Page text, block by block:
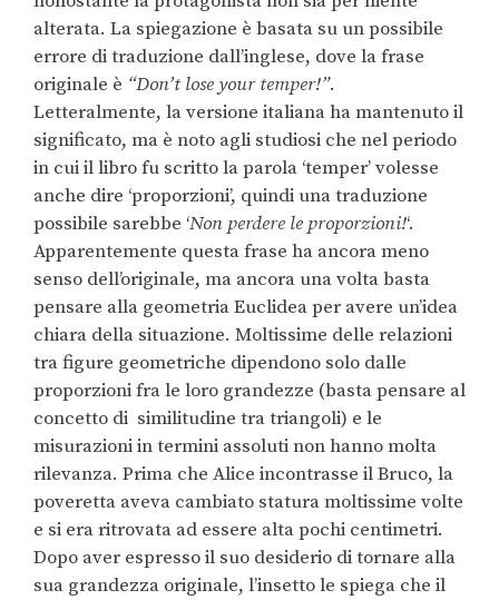
alterata. La spiegazione è basata su un possibile
errore di traduzione dall’inglese, dove la frase
originale è “Don’t lose your temper!”.
Letteralmente, la versione italiana ha mantenuto il
significato, ma è noto agli studiosi che nel periodo
in cui il libro fu scritto la parola ‘temper’ volesse
anche dire ‘proporzioni’, quindi una traduzione
possibile sarebbe ‘Non perdere le proporzioni!‘.
Apparentemente questa frase ha ancora meno
senso dell’originale, ma ancora una volta basta
pensare alla geometria Euclidea per avere un’idea
chiara della situazione. Moltissime delle relazioni
tra figure geometriche dipendono solo dalle
proporzioni fra le loro grandezze (basta pensare al
concetto di similitudine tra triangoli) e le
misurazioni in termini assoluti non hanno molta
rilevanza. Prima che Alice incontrasse il Bruco, la
poveretta aveva cambiato statura moltissime volte
e si era ritrovata ad essere alta pochi centimetri.
Dopo aver espresso il suo desiderio di tornare alla
sua grandezza originale, l’insetto le spiega che il